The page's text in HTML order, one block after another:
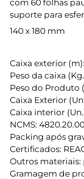
com 60 folhas
suporte para
140 x 180 mm
Caixa exterior
Peso da caixa
Peso do Produto
Caixa Exterior
Caixa interior
NCMS:
Packing após
Certificados:
Outros materiais:
Gramagem de